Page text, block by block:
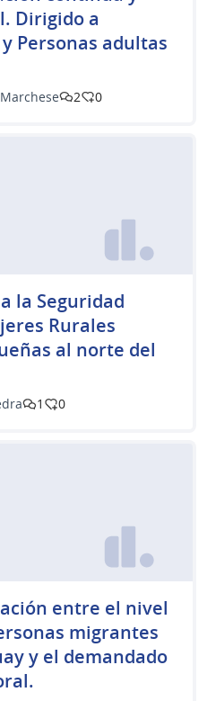
Dirigido a
Personas adultas
2 0
la Seguridad
Rurales
al norte del
1 0
entre el nivel
migrantes
y el demandado